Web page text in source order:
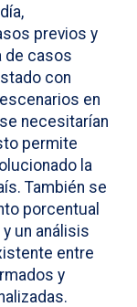
previos y
de casos
con
en
necesitarían
permite
la
También se
porcentual
un análisis
entre
y